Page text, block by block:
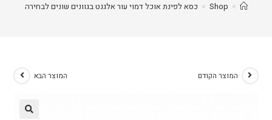
>
Shop
> כסא לפינת אוכל דמוי עור אלגנט בגוונים שונים לבחירה
המוצר הקודם המוצר הבא